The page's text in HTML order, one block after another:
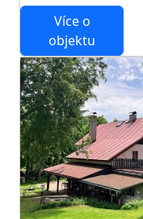
Více o
objektu